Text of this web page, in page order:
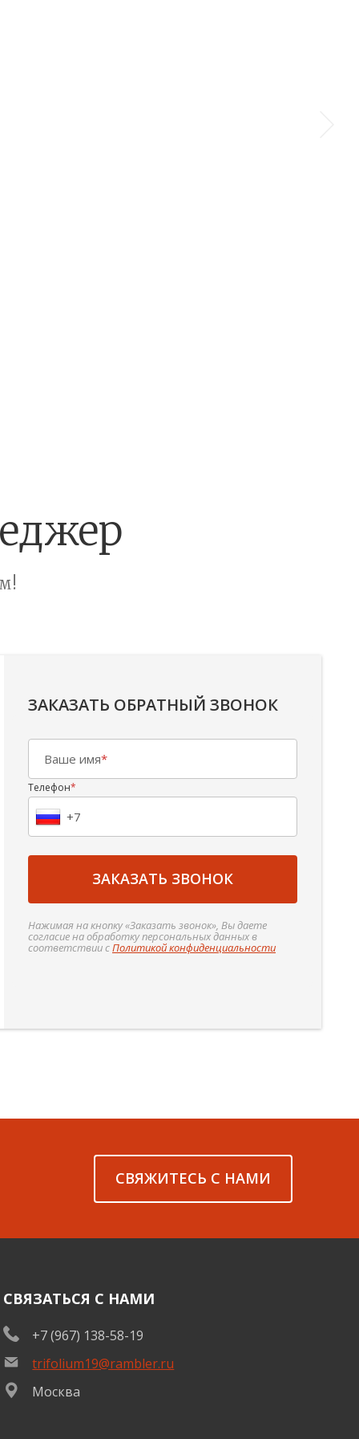
ЗАКАЗАТЬ ОБРАТНЫЙ ЗВОНОК
Ваше имя*
Телефон*
ЗАКАЗАТЬ ЗВОНОК
Нажимая на кнопку «Заказать звонок», Вы даете
согласие на обработку персональных данных в
соответствии сПолитикой конфиденциальности
СВЯЖИТЕСЬ С НАМИ
СВЯЗАТЬСЯ С НАМИ
+7 (967) 138-58-19
trifolium19@rambler.ru
Москва